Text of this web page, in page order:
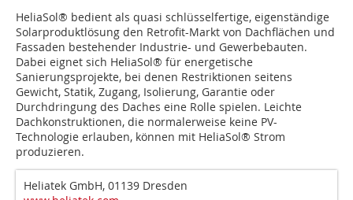
HeliaSol® bedient als quasi schlüsselfertige, eigenständige
Solarproduktlösung den Retrofit-Markt von Dachflächen und
Fassaden bestehender Industrie- und Gewerbebauten.
Dabei eignet sich HeliaSol® für energetische
Sanierungsprojekte, bei denen Restriktionen seitens
Gewicht, Statik, Zugang, Isolierung, Garantie oder
Durchdringung des Daches eine Rolle spielen. Leichte
Dachkonstruktionen, die normalerweise keine PV-
Technologie erlauben, können mit HeliaSol® Strom
produzieren.
Heliatek GmbH, 01139 Dresden